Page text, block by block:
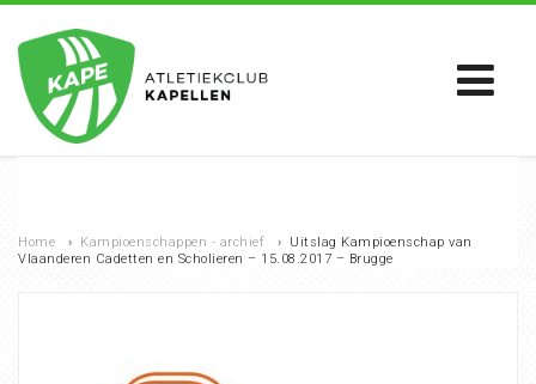
Home › Kampioenschappen - archief › Uitslag Kampioenschap van
Vlaanderen Cadetten en Scholieren – 15.08.2017 – Brugge